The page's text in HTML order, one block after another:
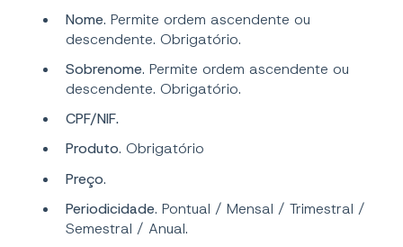
Nome. Permite ordem ascendente ou
descendente. Obrigatório.
Sobrenome. Permite ordem ascendente ou
descendente. Obrigatório.
CPF/NIF.
Produto. Obrigatório
Preço.
Periodicidade. Pontual / Mensal / Trimestral /
Semestral / Anual.